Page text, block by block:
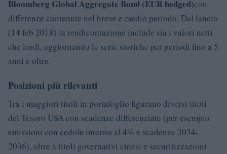
Bloomberg Global Aggregate Bond (EUR hedged)con
differenze contenute nel breve e medio periodo. Dal lancio
(14 feb 2018) la rendicontazione include sia i valori netti
che lordi, aggiornando le serie storiche per periodi fino a 5
anni e oltre.
Posizioni più rilevanti
Tra i maggiori titoli in portafoglio figurano diversi titoli
del Tesoro USA con scadenze differenziate (per esempio
emissioni con cedole intorno al 4% e scadenze 2034-
2036), oltre a titoli governativi cinesi e securitizzazioni